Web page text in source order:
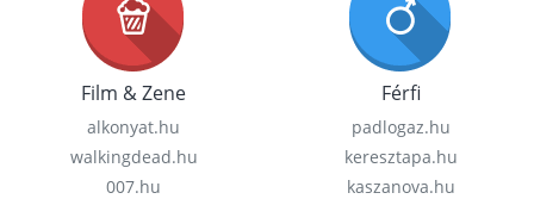
Film & Zene
alkonyat.hu
walkingdead.hu
007.hu
Férfi
padlogaz.hu
keresztapa.hu
kaszanova.hu